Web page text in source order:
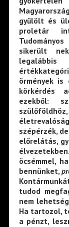
gyűlölt és
proletár
sikerült
örmények
körkérdés
ezekből:
szépérzék,
előrelátás,
öcsémmel,
bennünket,
tudod
nem
Ha tartozol,
a pénzt,